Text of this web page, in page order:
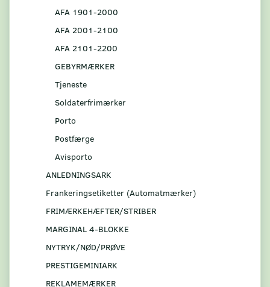
AFA 1901-2000
AFA 2001-2100
AFA 2101-2200
GEBYRMÆRKER
Tjeneste
Soldaterfrimærker
Porto
Postfærge
Avisporto
ANLEDNINGSARK
Frankeringsetiketter (Automatmærker)
FRIMÆRKEHÆFTER/STRIBER
MARGINAL 4-BLOKKE
NYTRYK/NØD/PRØVE
PRESTIGEMINIARK
REKLAMEMÆRKER